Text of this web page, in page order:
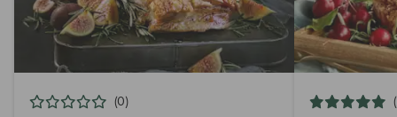
(0)